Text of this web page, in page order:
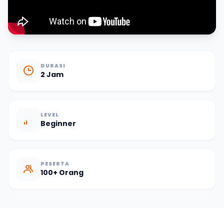
DURASI
2 Jam
LEVEL
Beginner
PESERTA
100+ Orang